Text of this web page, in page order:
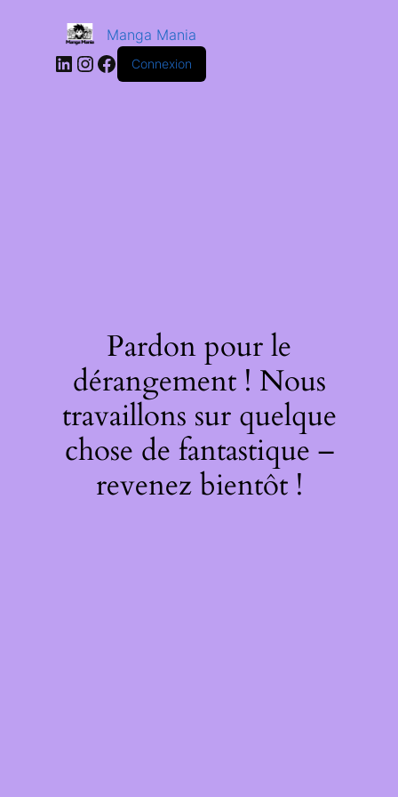
Manga Mania
Connexion
Pardon pour le
dérangement ! Nous
travaillons sur quelque
chose de fantastique –
revenez bientôt !